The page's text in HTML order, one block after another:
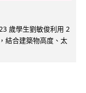
歲學生劉敏俊利用 2
結合建築物高度、太